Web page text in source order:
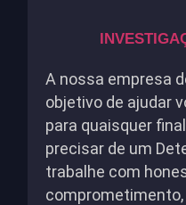
A nossa empresa
objetivo de ajudar
para quaisquer
precisar de um
trabalhe com